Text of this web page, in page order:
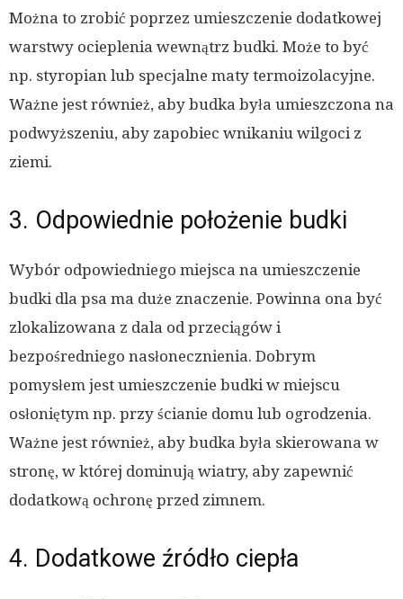
Można to zrobić poprzez umieszczenie dodatkowej
warstwy ocieplenia wewnątrz budki. Może to być
np. styropian lub specjalne maty termoizolacyjne.
Ważne jest również, aby budka była umieszczona na
podwyższeniu, aby zapobiec wnikaniu wilgoci z
ziemi.
3. Odpowiednie położenie budki
Wybór odpowiedniego miejsca na umieszczenie
budki dla psa ma duże znaczenie. Powinna ona być
zlokalizowana z dala od przeciągów i
bezpośredniego nasłonecznienia. Dobrym
pomysłem jest umieszczenie budki w miejscu
osłoniętym np. przy ścianie domu lub ogrodzenia.
Ważne jest również, aby budka była skierowana w
stronę, w której dominują wiatry, aby zapewnić
dodatkową ochronę przed zimnem.
4. Dodatkowe źródło ciepła